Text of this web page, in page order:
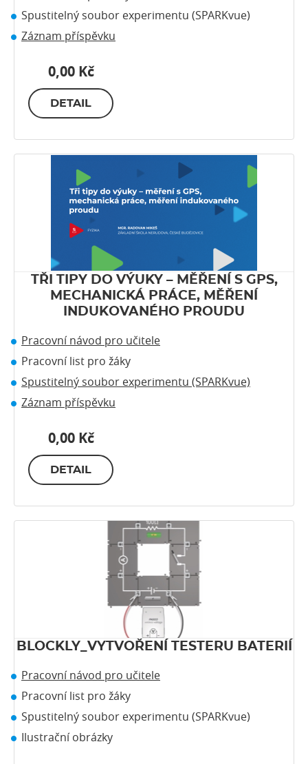
Spustitelný soubor experimentu (SPARKvue)
Záznam příspěvku
0,00 Kč
DETAIL
TŘI TIPY DO VÝUKY – MĚŘENÍ S GPS,
MECHANICKÁ PRÁCE, MĚŘENÍ
INDUKOVANÉHO PROUDU
Pracovní návod pro učitele
Pracovní list pro žáky
Spustitelný soubor experimentu (SPARKvue)
Záznam příspěvku
0,00 Kč
DETAIL
BLOCKLY_VYTVOŘENÍ TESTERU BATERIÍ
Pracovní návod pro učitele
Pracovní list pro žáky
Spustitelný soubor experimentu (SPARKvue)
Ilustrační obrázky